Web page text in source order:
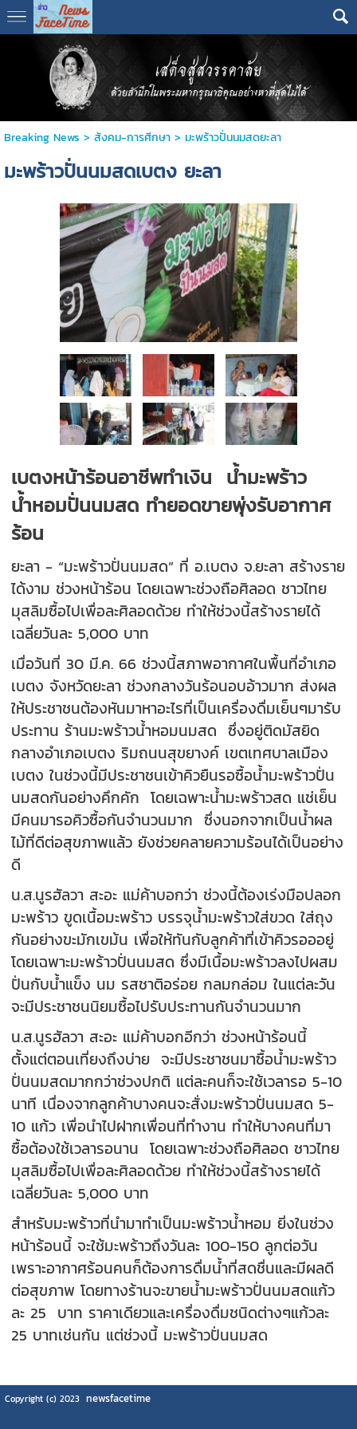
Breaking News > สังคม-การศีกษา> มะพร้าวปั่นนมสดยะลา
มะพร้าวปั่นนมสดเบตง ยะลา
เบตงหน้าร้อนอาชีพทำเงิน น้ำมะพร้าว
น้ำหอมปั่นนมสด ทำยอดขายพุ่งรับอากาศ
ร้อน
ยะลา - “มะพร้าวปั่นนมสด” ที่ อ.เบตง จ.ยะลา สร้างราย
ได้งาม ช่วงหน้าร้อน โดยเฉพาะช่วงถือศิลอด ชาวไทย
มุสลิมซื้อไปเพื่อละศิลอดด้วย ทำให้ช่วงนี้สร้างรายได้
เฉลี่ยวันละ 5,000 บาท
เมื่อวันที่ 30 มี.ค. 66 ช่วงนี้สภาพอากาศในพื้นที่อำเภอ
เบตง จังหวัดยะลา ช่วงกลางวันร้อนอบอ้าวมาก ส่งผล
ให้ประชาชนต้องหันมาหาอะไรที่เป็นเครื่องดื่มเย็นๆมารับ
ประทาน ร้านมะพร้าวน้ำหอมนมสด ซึ่งอยู่ติดมัสยิด
กลางอำเภอเบตง ริมถนนสุขยางค์ เขตเทศบาลเมือง
เบตง ในช่วงนี้มีประชาชนเข้าคิวยืนรอซื้อน้ำมะพร้าวปั่น
นมสดกันอย่างคึกคัก โดยเฉพาะน้ำมะพร้าวสด แช่เย็น
มีคนมารอคิวซื้อกันจำนวนมาก ซึ่งนอกจากเป็นน้ำผล
ไม้ที่ดีต่อสุขภาพแล้ว ยังช่วยคลายความร้อนได้เป็นอย่าง
ดี
น.ส.นูรฮัลวา สะอะ แม่ค้าบอกว่า ช่วงนี้ต้องเร่งมือปลอก
มะพร้าว ขูดเนื้อมะพร้าว บรรจุน้ำมะพร้าวใส่ขวด ใส่ถุง
กันอย่างขะมักเขม้น เพื่อให้ทันกับลูกค้าที่เข้าคิวรอออยู่
โดยเฉพาะมะพร้าวปั่นนมสด ซึ่งมีเนื้อมะพร้าวลงไปผสม
ปั่นกับน้ำแข็ง นม รสชาติอร่อย กลมกล่อม ในแต่ละวัน
จะมีประชาชนนิยมซื้อไปรับประทานกันจำนวนมาก
น.ส.นูรฮัลวา สะอะ แม่ค้าบอกอีกว่า ช่วงหน้าร้อนนี้
ตั้งแต่ตอนเที่ยงถึงบ่าย จะมีประชาชนมาซื้อน้ำมะพร้าว
ปั่นนมสดมากกว่าช่วงปกติ แต่ละคนก็จะใช้เวลารอ 5-10
นาที เนื่องจากลูกค้าบางคนจะสั่งมะพร้าวปั่นนมสด 5-
10 แก้ว เพื่อนำไปฝากเพื่อนที่ทำงาน ทำให้บางคนที่มา
ซื้อต้องใช้เวลารอนาน โดยเฉพาะช่วงถือศิลอด ชาวไทย
มุสลิมซื้อไปเพื่อละศิลอดด้วย ทำให้ช่วงนี้สร้างรายได้
เฉลี่ยวันละ 5,000 บาท
สำหรับมะพร้าวที่นำมาทำเป็นมะพร้าวน้ำหอม ยิ่งในช่วง
หน้าร้อนนี้ จะใช้มะพร้าวถึงวันละ 100-150 ลูกต่อวัน
เพราะอากาศร้อนคนก็ต้องการดื่มน้ำที่สดชื่นและมีผลดี
ต่อสุขภาพ โดยทางร้านจะขายน้ำมะพร้าวปั่นนมสดแก้ว
ละ 25 บาท ราคาเดียวและเครื่องดื่มชนิดต่างๆแก้วละ
25 บาทเช่นกัน แต่ช่วงนี้ มะพร้าวปั่นนมสด
Copyright (c) 2023 newsfacetime